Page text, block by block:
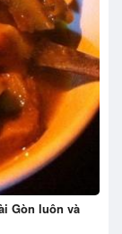
Gòn luôn và